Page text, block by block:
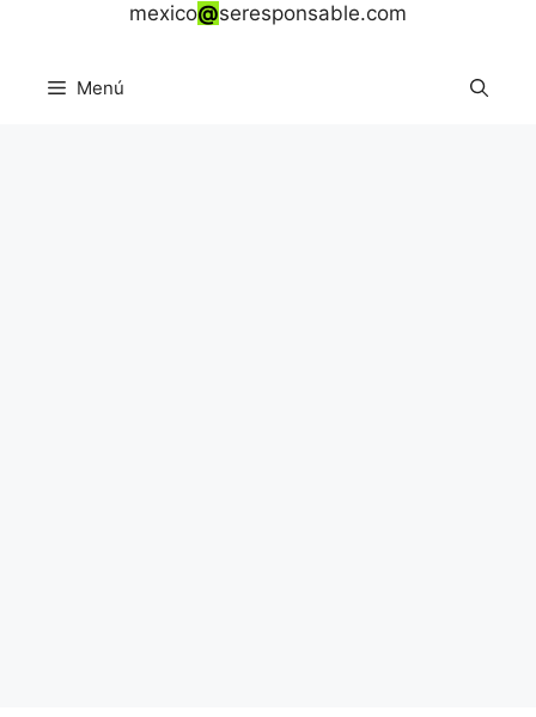
mexico@seresponsable.com
Menú